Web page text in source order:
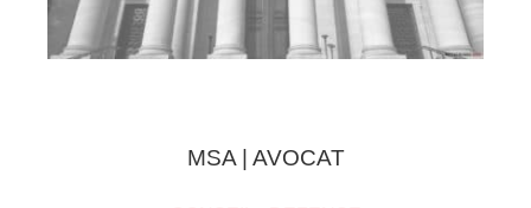
MSA | AVOCAT